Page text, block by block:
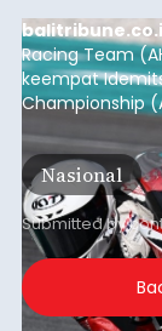
Racing Team
keempat
Championship
berlangsung di
International
Barat, pada 7–9
Nasional
Submitted by